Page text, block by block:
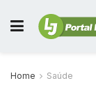
Home Saúde